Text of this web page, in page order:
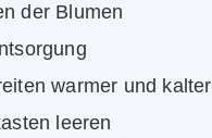
der Blumen
warmer und
leeren